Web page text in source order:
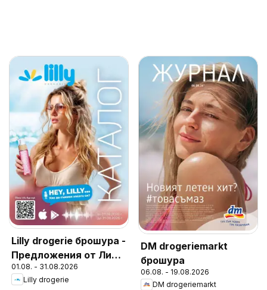
Lilly drogerie брошура -
Предложения от Лили
Дрогерие
01.08. - 31.08.2026
Lilly drogerie
DM drogeriemarkt
брошура
06.08. - 19.08.2026
DM drogeriemarkt